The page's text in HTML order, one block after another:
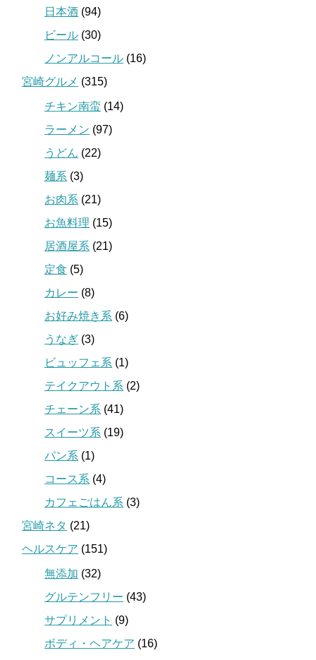
日本酒 (94)
ビール (30)
ノンアルコール (16)
宮崎グルメ (315)
チキン南蛮 (14)
ラーメン (97)
うどん (22)
麺系 (3)
お肉系 (21)
お魚料理 (15)
居酒屋系 (21)
定食 (5)
カレー (8)
お好み焼き系 (6)
うなぎ (3)
ビュッフェ系 (1)
テイクアウト系 (2)
チェーン系 (41)
スイーツ系 (19)
パン系 (1)
コース系 (4)
カフェごはん系 (3)
宮崎ネタ (21)
ヘルスケア (151)
無添加 (32)
グルテンフリー (43)
サプリメント (9)
ボディ・ヘアケア (16)